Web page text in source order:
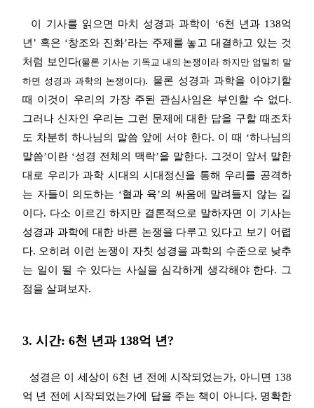
이 기사를 읽으면 마치 성경과 과학이 ‘6천 년과 138억
년’ 혹은 ‘창조와 진화’라는 주제를 놓고 대결하고 있는 것
처럼 보인다(물론 기사는 기독교 내의 논쟁이라 하지만 엄밀히 말
하면 성경과 과학의 논쟁이다). 물론 성경과 과학을 이야기할
때 이것이 우리의 가장 주된 관심사임은 부인할 수 없다.
그러나 신자인 우리는 그런 문제에 대한 답을 구할 때조차
도 차분히 하나님의 말씀 앞에 서야 한다. 이 때 ‘하나님의
말씀’이란 ‘성경 전체의 맥락’을 말한다. 그것이 앞서 말한
대로 우리가 과학 시대의 시대정신을 통해 우리를 공격하
는 자들이 의도하는 ‘혈과 육’의 싸움에 말려들지 않는 길
이다. 다소 이르긴 하지만 결론적으로 말하자면 이 기사는
성경과 과학에 대한 바른 논쟁을 다루고 있다고 보기 어렵
다. 오히려 이런 논쟁이 자칫 성경을 과학의 수준으로 낮추
는 일이 될 수 있다는 사실을 심각하게 생각해야 한다. 그
점을 살펴보자.
3. 시간: 6천 년과 138억 년?
성경은 이 세상이 6천 년 전에 시작되었는가, 아니면 138
억 년 전에 시작되었는가에 답을 주는 책이 아니다. 명확한